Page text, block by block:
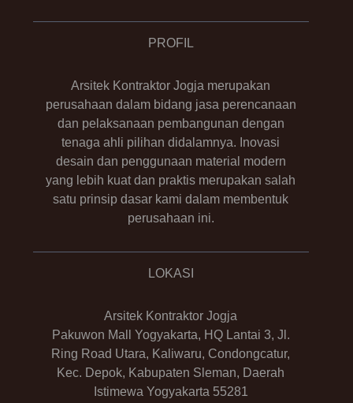
PROFIL
Arsitek Kontraktor Jogja merupakan
perusahaan dalam bidang jasa perencanaan
dan pelaksanaan pembangunan dengan
tenaga ahli pilihan didalamnya. Inovasi
desain dan penggunaan material modern
yang lebih kuat dan praktis merupakan salah
satu prinsip dasar kami dalam membentuk
perusahaan ini.
LOKASI
Arsitek Kontraktor Jogja
Pakuwon Mall Yogyakarta, HQ Lantai 3, Jl.
Ring Road Utara, Kaliwaru, Condongcatur,
Kec. Depok, Kabupaten Sleman, Daerah
Istimewa Yogyakarta 55281